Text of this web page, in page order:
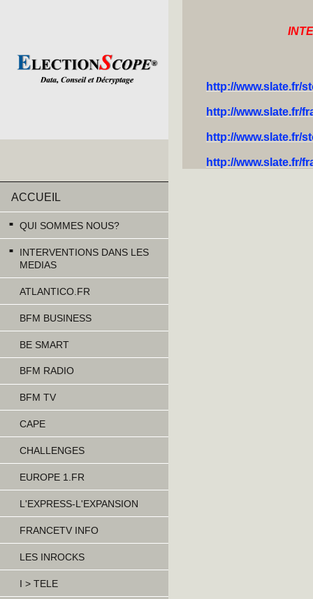
ACCUEIL
QUI SOMMES NOUS?
INTERVENTIONS DANS LES
MEDIAS
ATLANTICO.FR
BFM BUSINESS
BE SMART
BFM RADIO
BFM TV
CAPE
CHALLENGES
EUROPE 1.FR
L'EXPRESS-L'EXPANSION
FRANCETV INFO
LES INROCKS
I > TELE
http://www.slate.fr/
http://www.slate.fr/
http://www.slate.fr/
http://www.slate.fr/